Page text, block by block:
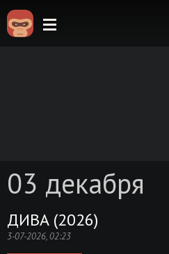
03 декабря
ДИВА (2026)
3-07-2026, 02:23